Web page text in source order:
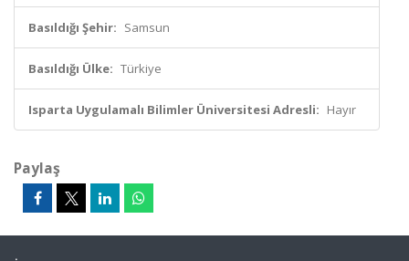
Basıldığı Şehir: Samsun
Basıldığı Ülke: Türkiye
Isparta Uygulamalı Bilimler Üniversitesi Adresli: Hayır
Paylaş